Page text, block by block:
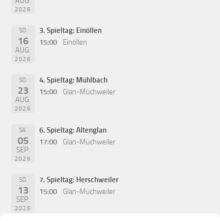
2026
SO.
16
AUG.
2026
3. Spieltag: Einöllen
15:00
Einöllen
SO.
23
AUG.
2026
4. Spieltag: Mühlbach
15:00
Glan-Müchweiler
SA.
05
SEP.
2026
6. Spieltag: Altenglan
17:00
Glan-Müchweiler
SO.
13
SEP.
2026
7. Spieltag: Herschweiler
15:00
Glan-Müchweiler